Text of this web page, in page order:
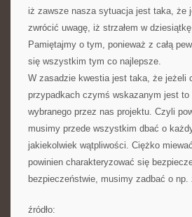
iż zawsze nasza sytuacja jest taka, że
zwrócić uwagę, iż strzałem w
Pamiętajmy o tym, ponieważ z całą
się wszystkim tym co najlepsze.
W zasadzie kwestia jest taka, że
przypadkach czymś wskazanym jest
wybranego przez nas projektu. Czyli
musimy przede wszystkim dbać o
jakiekolwiek wątpliwości. Ciężko
powinien charakteryzować się
bezpieczeństwie, musimy zadbać o
źródło: